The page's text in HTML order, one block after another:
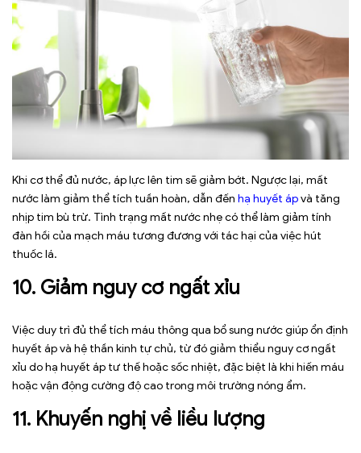
Khi cơ thể đủ nước, áp lực lên tim sẽ giảm bớt. Ngược lại, mất
nước làm giảm thể tích tuần hoàn, dẫn đến hạ huyết ápvà tăng
nhịp tim bù trừ. Tình trạng mất nước nhẹ có thể làm giảm tính
đàn hồi của mạch máu tương đương với tác hại của việc hút
thuốc lá.
10. Giảm nguy cơ ngất xỉu
Việc duy trì đủ thể tích máu thông qua bổ sung nước giúp ổn định
huyết áp và hệ thần kinh tự chủ, từ đó giảm thiểu nguy cơ ngất
xỉu do hạ huyết áp tư thế hoặc sốc nhiệt, đặc biệt là khi hiến máu
hoặc vận động cường độ cao trong môi trường nóng ẩm.
11. Khuyến nghị về liều lượng